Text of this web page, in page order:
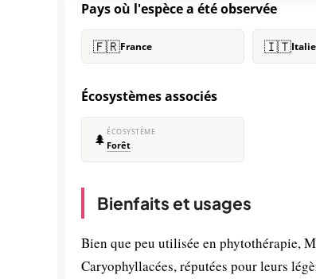
Pays où l'espèce a été observée
🇫🇷France 🇮🇹Italie
Écosystèmes associés
🌲 ÉCOSYSTÈME
Forêt
Bienfaits et usages
Bien que peu utilisée en phytothérapie,
Caryophyllacées, réputées pour leurs